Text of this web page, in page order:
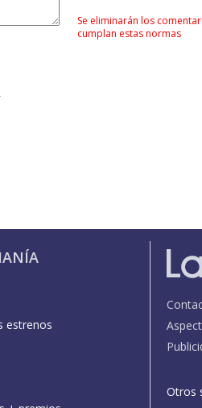
Se eliminarán los
cumplan estas normas
estrenos
Otros